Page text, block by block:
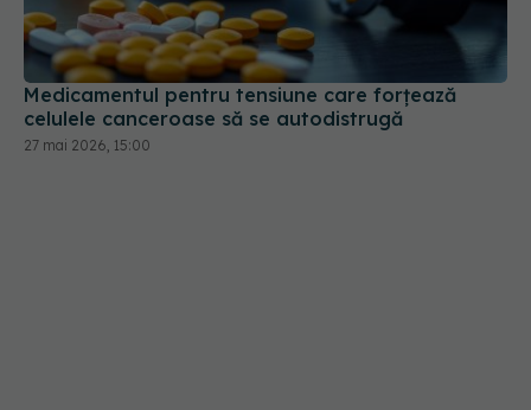
Medicamentul pentru tensiune care forțează
celulele canceroase să se autodistrugă
27 mai 2026, 15:00